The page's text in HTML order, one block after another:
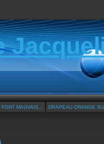
MAUVAIS... DRAPEAU ORANGE